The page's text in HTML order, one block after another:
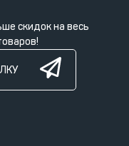
скидок на весь